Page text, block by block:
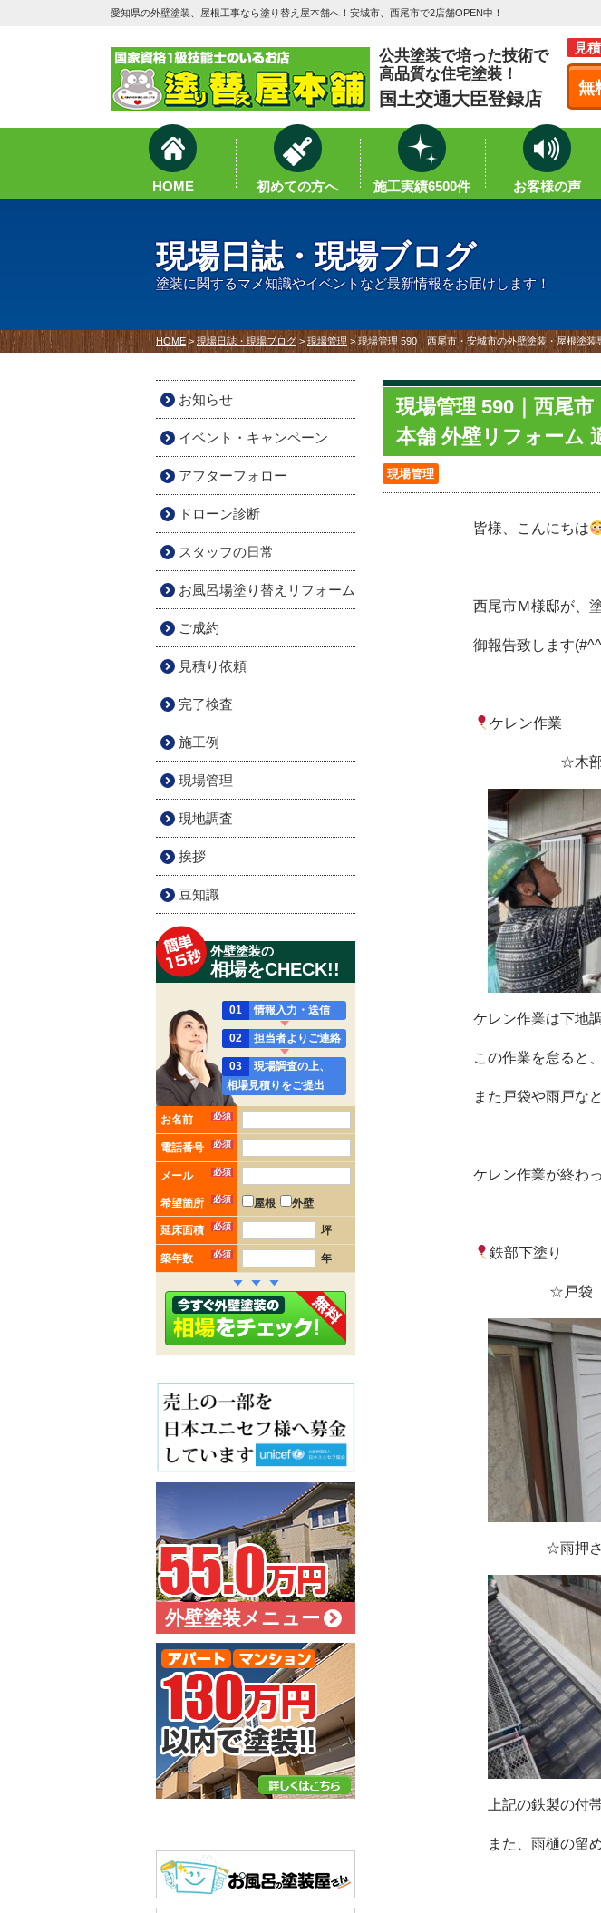
愛知県の外壁塗装、屋根工事なら塗り替え屋本舗へ！安城市、西尾市で2店舗OPEN中！
公共塗装で培った技術で
高品質な住宅塗装！
国土交通大臣登録店
見
無
HOME 初めての方へ 施工実績6500件 お客様の声
現場日誌・現場ブログ
塗装に関するマメ知識やイベントなど最新情報をお届けします！
HOME> 現場日誌・現場ブログ > 現場管理 >現場管理 590｜西尾市・安城市の外壁塗装・屋根塗
現場管理 590｜西尾
本舗 外壁リフォーム
現場管理
皆様、こんにちは
西尾市Ｍ様邸が、
御報告致します
ケレン作業
☆木部
ケレン作業は下地
この作業を怠ると
また戸袋や雨戸な
ケレン作業が終わ
鉄部下塗り
☆戸袋
☆雨押さ
上記の鉄製の付
また、雨樋の留
お知らせ
イベント・キャンペーン
アフターフォロー
ドローン診断
スタッフの日常
お風呂場塗り替えリフォーム
ご成約
見積り依頼
完了検査
施工例
現場管理
現地調査
挨拶
豆知識
外壁塗装の
相場をCHECK!!
01 情報入力・送信
02 担当者よりご連絡
03
現場調査の上、
相場見積りをご提出
お名前 必須
電話番号 必須
メール 必須
希望箇所 必須 屋根 外壁
延床面積 必須 坪
築年数 必須 年
外壁塗装メニュー